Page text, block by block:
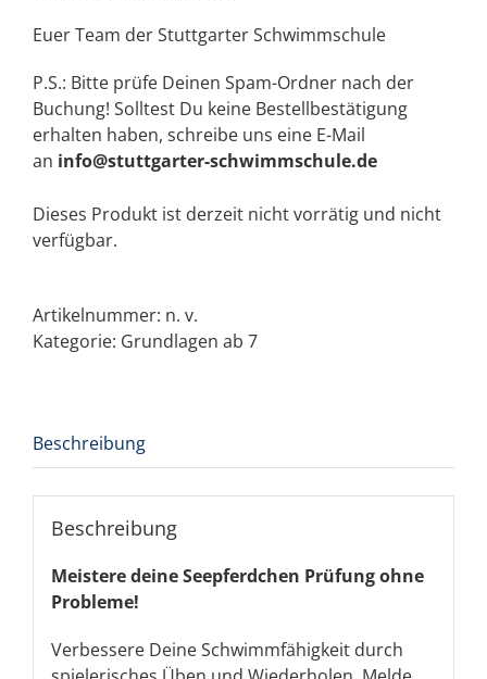
Euer Team der Stuttgarter Schwimmschule
P.S.: Bitte prüfe Deinen Spam-Ordner nach der
Buchung! Solltest Du keine Bestellbestätigung
erhalten haben, schreibe uns eine E-Mail
an info@stuttgarter-schwimmschule.de
Dieses Produkt ist derzeit nicht vorrätig und nicht
verfügbar.
Artikelnummer: n. v.
Kategorie: Grundlagen ab 7
Beschreibung
Beschreibung
Meistere deine Seepferdchen Prüfung ohne
Probleme!
Verbessere Deine Schwimmfähigkeit durch